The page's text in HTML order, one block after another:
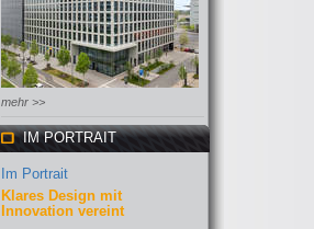
mehr >>
IM PORTRAIT
Im Portrait
Klares Design mit
Innovation vereint